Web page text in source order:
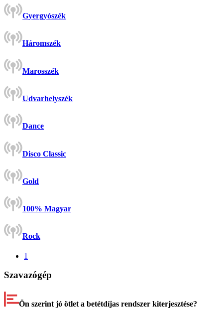
Gyergyószék
Háromszék
Marosszék
Udvarhelyszék
Dance
Disco Classic
Gold
100% Magyar
Rock
1
Szavazógép
Ön szerint jó ötlet a betétdíjas rendszer kiterjesztése?